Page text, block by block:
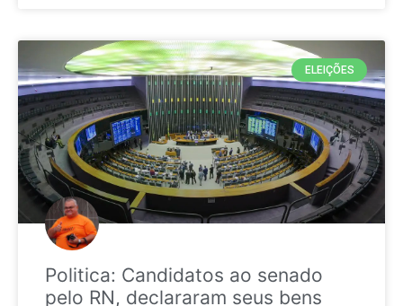
ELEIÇÕES
Politica: Candidatos ao senado
pelo RN, declararam seus bens